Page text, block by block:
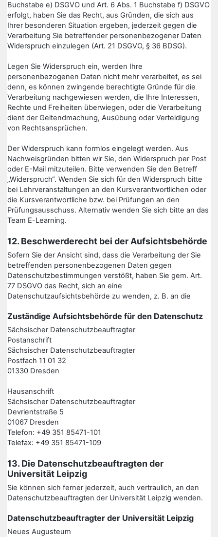
Buchstabe e) DSGVO und Art. 6 Abs. 1 Buchstabe f) DSGVO
erfolgt, haben Sie das Recht, aus Gründen, die sich aus
Ihrer besonderen Situation ergeben, jederzeit gegen die
Verarbeitung Sie betreffender personenbezogener Daten
Widerspruch einzulegen (Art. 21 DSGVO, § 36 BDSG).
Legen Sie Widerspruch ein, werden Ihre
personenbezogenen Daten nicht mehr verarbeitet, es sei
denn, es können zwingende berechtigte Gründe für die
Verarbeitung nachgewiesen werden, die Ihre Interessen,
Rechte und Freiheiten überwiegen, oder die Verarbeitung
dient der Geltendmachung, Ausübung oder Verteidigung
von Rechtsansprüchen.
Der Widerspruch kann formlos eingelegt werden. Aus
Nachweisgründen bitten wir Sie, den Widerspruch per Post
oder E-Mail mitzuteilen. Bitte verwenden Sie den Betreff
„Widerspruch“. Wenden Sie sich für den Widerspruch bitte
bei Lehrveranstaltungen an den Kursverantwortlichen oder
die Kursverantwortliche bzw. bei Prüfungen an den
Prüfungsausschuss. Alternativ wenden Sie sich bitte an das
Team E-Learning.
12. Beschwerderecht bei der Aufsichtsbehörde
Sofern Sie der Ansicht sind, dass die Verarbeitung der Sie
betreffenden personenbezogenen Daten gegen
Datenschutzbestimmungen verstößt, haben Sie gem. Art.
77 DSGVO das Recht, sich an eine
Datenschutzaufsichtsbehörde zu wenden, z. B. an die
Zuständige Aufsichtsbehörde für den Datenschutz
Sächsischer Datenschutzbeauftragter
Postanschrift
Sächsischer Datenschutzbeauftragter
Postfach 11 01 32
01330 Dresden
Hausanschrift
Sächsischer Datenschutzbeauftragter
Devrientstraße 5
01067 Dresden
Telefon: +49 351 85471-101
Telefax: +49 351 85471-109
13. Die Datenschutzbeauftragten der
Universität Leipzig
Sie können sich ferner jederzeit, auch vertraulich, an den
Datenschutzbeauftragten der Universität Leipzig wenden.
Datenschutzbeauftragter der Universität Leipzig
Neues Augusteum